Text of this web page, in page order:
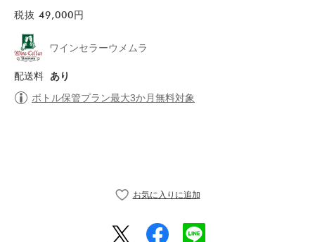
税抜 49,000 円
ワインセラーウメムラ
配送料
あり
ボトル保管プラン最大3か月無料対象